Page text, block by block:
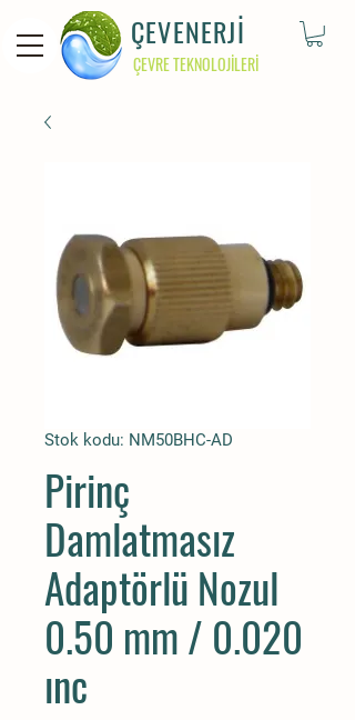
ÇEVENERJİ
ÇEVRE TEKNOLOJİLERİ
Stok kodu: NM50BHC-AD
Pirinç
Damlatmasız
Adaptörlü Nozul
0.50 mm / 0.020
ınc